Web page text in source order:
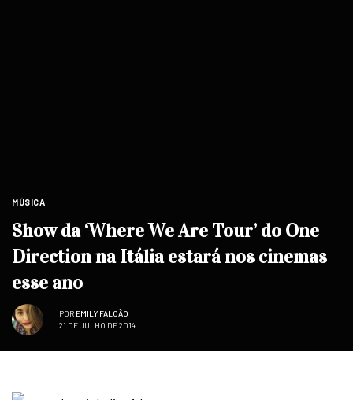
MÚSICA
Show da ‘Where We Are Tour’ do One
Direction na Itália estará nos cinemas
esse ano
POR EMILY FALCÃO
21 DE JULHO DE 2014